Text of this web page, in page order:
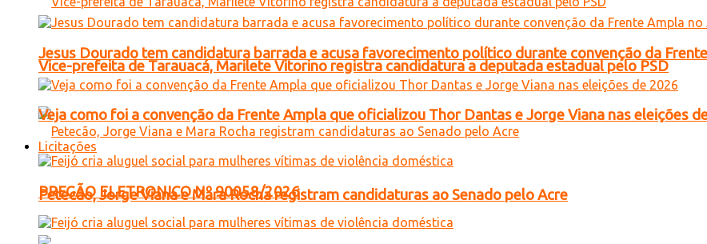
Vice-prefeita de Tarauacá, Marilete Vitorino registra candidatura a deputada estadual pelo PSD
Petecão, Jorge Viana e Mara Rocha registram candidaturas ao Senado pelo Acre
Jesus Dourado tem candidatura barrada e acusa favorecimento político durante convenção da
Veja como foi a convenção da Frente Ampla que oficializou Thor Dantas e Jorge Viana nas eleições
Licitações
PREGÃO ELETRONICO Nº 90058/2026